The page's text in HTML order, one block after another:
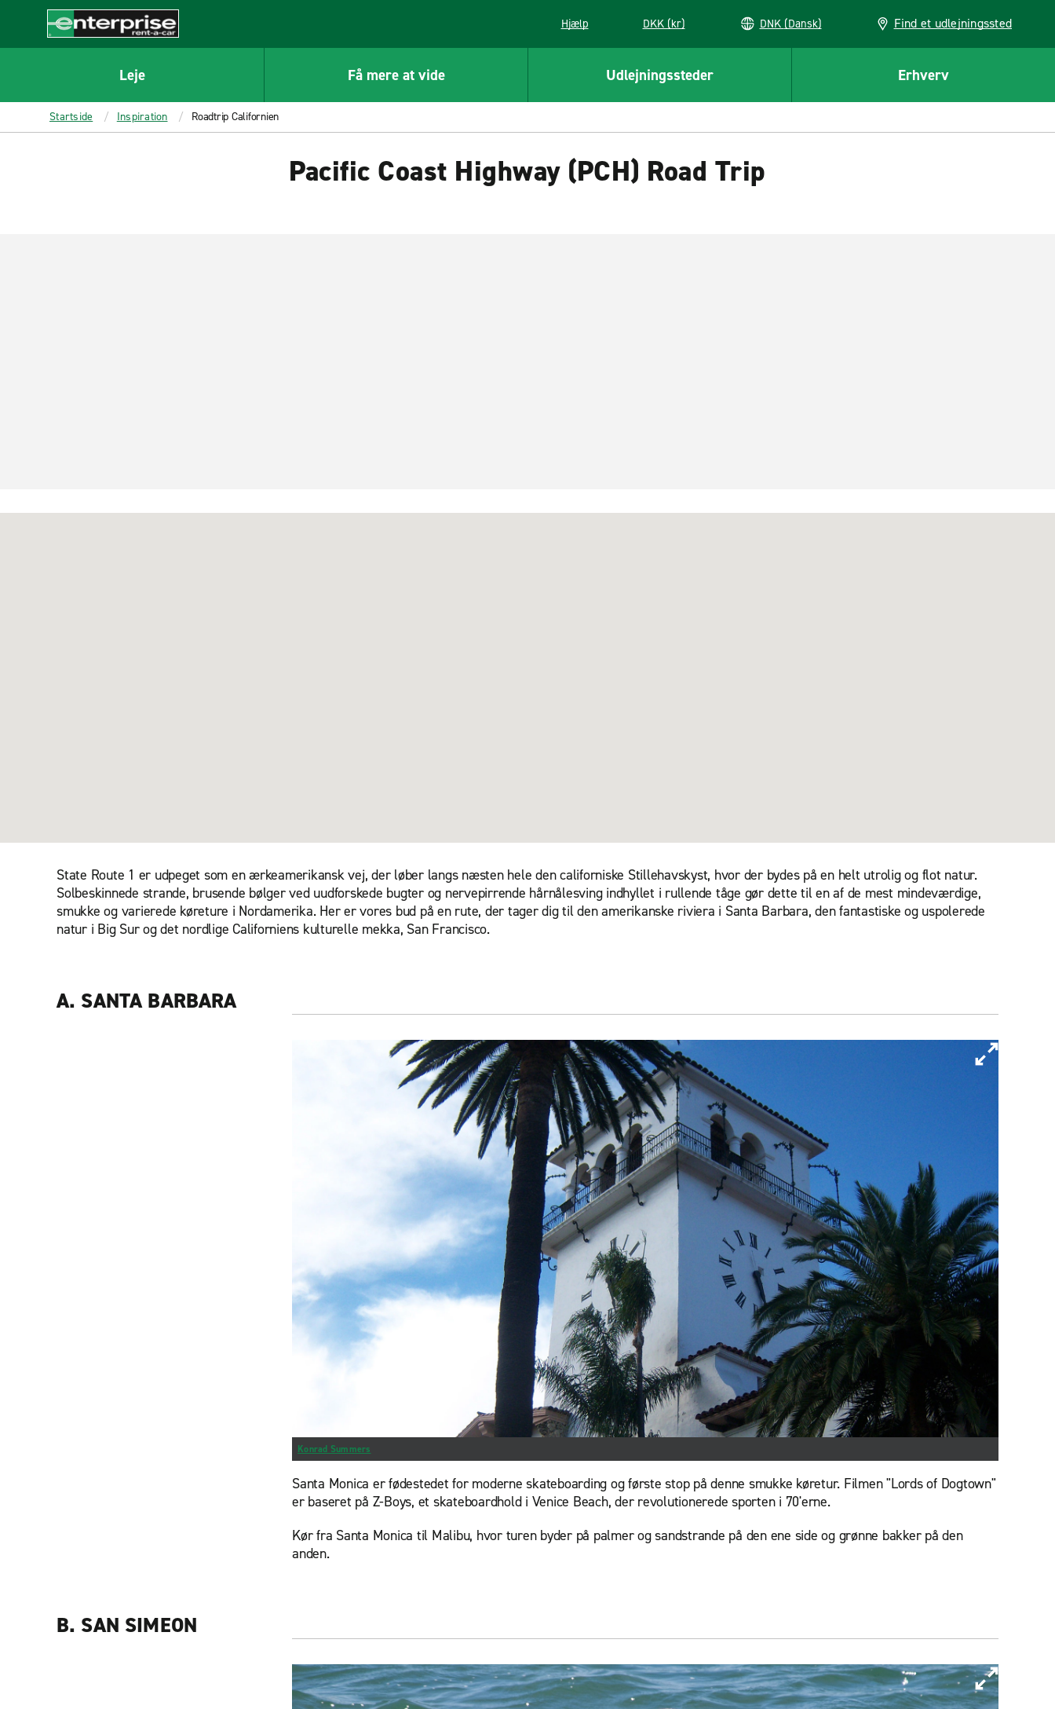
CONTENT
Enterprise
Hjælp DKK (kr) DNK (Dansk) Find et udlejningssted
Leje Få mere at vide Udlejningssteder Erhverv
Startside Inspiration Roadtrip Californien
Pacific Coast Highway (PCH) Road Trip
State Route 1 er udpeget som en ærkeamerikansk vej, der løber langs næsten hele den californiske Stillehavskyst, hvor der bydes på en helt utrolig og flot natur.
Solbeskinnede strande, brusende bølger ved uudforskede bugter og nervepirrende hårnålesving indhyllet i rullende tåge gør dette til en af de mest mindeværdige,
smukke og varierede køreture i Nordamerika. Her er vores bud på en rute, der tager dig til den amerikanske riviera i Santa Barbara, den fantastiske og uspolerede
natur i Big Sur og det nordlige Californiens kulturelle mekka, San Francisco.
A. SANTA BARBARA
Konrad Summers
Santa Monica er fødestedet for moderne skateboarding og første stop på denne smukke køretur. Filmen "Lords of Dogtown"
er baseret på Z-Boys, et skateboardhold i Venice Beach, der revolutionerede sporten i 70'erne.
Kør fra Santa Monica til Malibu, hvor turen byder på palmer og sandstrande på den ene side og grønne bakker på den
anden.
B. SAN SIMEON